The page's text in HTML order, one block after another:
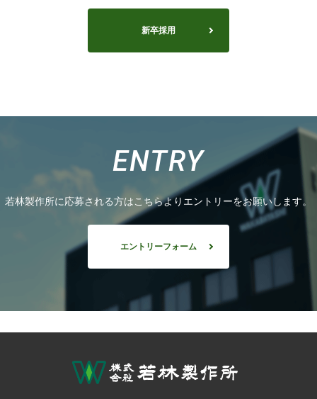
新卒採用
ENTRY
若林製作所に応募される方はこちらよりエントリーをお願いします。
エントリーフォーム